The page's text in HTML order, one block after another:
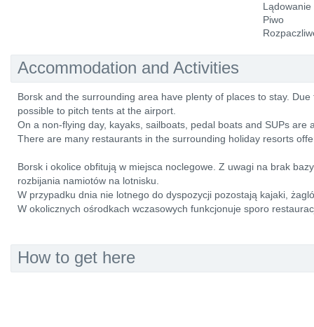
Piwo
Accommodation and Activities
Borsk and the surrounding area have plenty of places to stay.
possible to pitch tents at the airport.
On a non-flying day, kayaks, sailboats, pedal boats and SUPs are
There are many restaurants in the surrounding holiday resorts
Borsk i okolice obfitują w miejsca noclegowe. Z uwagi na brak
rozbijania namiotów na lotnisku.
W przypadku dnia nie lotnego do dyspozycji pozostają kajaki,
W okolicznych ośrodkach wczasowych funkcjonuje sporo
How to get here